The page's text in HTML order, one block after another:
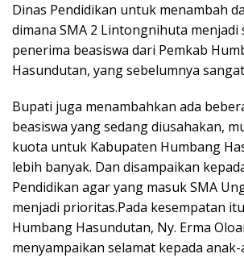
Dinas Pendidikan untuk menambah
dimana SMA 2 Lintongnihuta menjadi
penerima beasiswa dari Pemkab
Hasundutan, yang sebelumnya
Bupati juga menambahkan ada
beasiswa yang sedang diusahakan,
kuota untuk Kabupaten Humbang
lebih banyak. Dan disampaikan
Pendidikan agar yang masuk SMA
menjadi prioritas.Pada kesempatan
Humbang Hasundutan, Ny. Erma
menyampaikan selamat kepada